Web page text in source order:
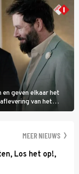
geven elkaar het
van het
naar Twente. Daar
MEER NIEUWS
Los het op!,